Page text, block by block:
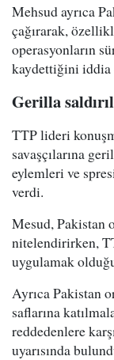
Mehsud ayrıca
çağırarak,
operasyonların
kaydettiğini iddia
Gerilla
TTP lideri
savaşçılarına
eylemleri ve
verdi.
Mesud, Pakistan
nitelendirirken,
uygulamak
Ayrıca Pakistan
saflarına
reddedenlere
uyarısında